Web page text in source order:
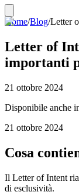
Home/Blog/Letter
Letter of
importanti
21 ottobre 2024
Disponibile anche
21 ottobre 2024
Cosa
Il Letter of Intent
di esclusività.